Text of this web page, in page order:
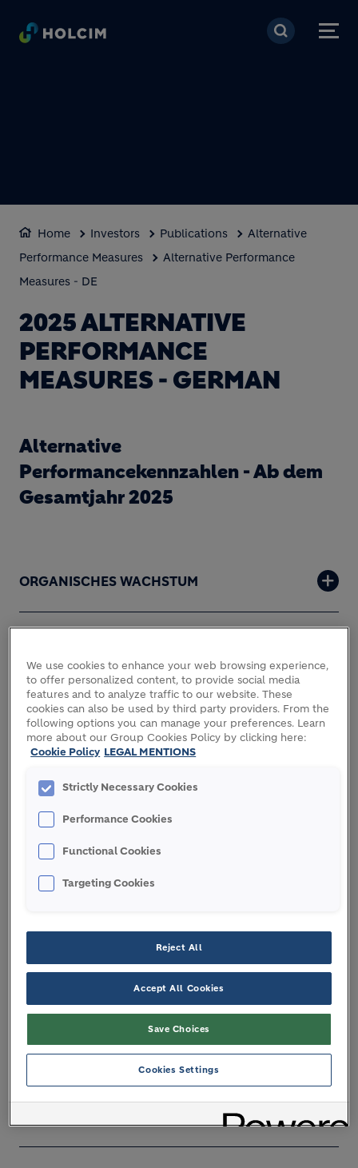
Skip to main content
Home Investors Publications
Alternative
Performance Measures
Alternative Performance
Measures - DE
2025 ALTERNATIVE
PERFORMANCE
MEASURES - GERMAN
Alternative
Performancekennzahlen - Ab dem
Gesamtjahr 2025
ORGANISCHES WACHSTUM
WACHSTUM IN LOKALER WÄHRUNG OHNE
BERÜCKSICHTIGUNG GROSSER M&A-
TRANSAKTIONEN
RECURRING EBITDA
RECURRING EBITDA-MARGE
RECURRING EBIT
We use cookies to enhance your web browsing experience,
to offer personalized content, to provide social media
features and to analyze traffic to our website. These
cookies can also be used by third party providers. From the
following options you can manage your preferences. Learn
more about our Group Cookies Policy by clicking here:
Cookie Policy LEGAL MENTIONS
Strictly Necessary Cookies
Performance Cookies
Functional Cookies
Targeting Cookies
Reject All
Accept All Cookies
Save Choices
Cookies Settings